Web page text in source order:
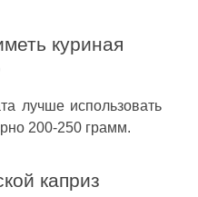
куриная
лучше использовать
200-250 грамм.
каприз